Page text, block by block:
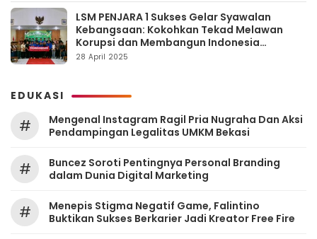
LSM PENJARA 1 Sukses Gelar Syawalan
Kebangsaan: Kokohkan Tekad Melawan
Korupsi dan Membangun Indonesia
Berintegritas
28 April 2025
EDUKASI
#
Mengenal Instagram Ragil Pria Nugraha Dan Aksi
Pendampingan Legalitas UMKM Bekasi
#
‎Buncez Soroti Pentingnya Personal Branding
dalam Dunia Digital Marketing
#
Menepis Stigma Negatif Game, Falintino
Buktikan Sukses Berkarier Jadi Kreator Free Fire